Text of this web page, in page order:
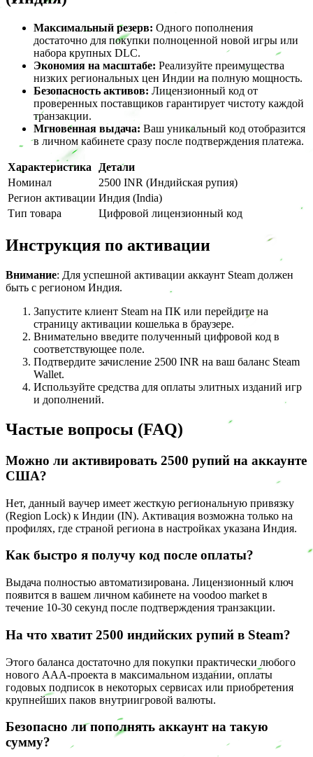
Максимальный резерв: Одного пополнения
достаточно для покупки полноценной новой игры или
набора крупных DLC.
Экономия на масштабе: Реализуйте преимущества
низких региональных цен Индии на полную мощность.
Безопасность активов: Лицензионный код от
проверенных поставщиков гарантирует чистоту каждой
транзакции.
Мгновенная выдача: Ваш уникальный код отобразится
в личном кабинете сразу после подтверждения платежа.
Характеристика
Детали
Номинал
2500 INR (Индийская рупия)
Регион активации Индия (India)
Тип товара
Цифровой лицензионный код
Инструкция по активации
Внимание: Для успешной активации аккаунт Steam должен
быть с регионом Индия.
Запустите клиент Steam на ПК или перейдите на
страницу активации кошелька в браузере.
Внимательно введите полученный цифровой код в
соответствующее поле.
Подтвердите зачисление 2500 INR на ваш баланс Steam
Wallet.
Используйте средства для оплаты элитных изданий игр
и дополнений.
Частые вопросы (FAQ)
Можно ли активировать 2500 рупий на аккаунте
США?
Нет, данный ваучер имеет жесткую региональную привязку
(Region Lock) к Индии (IN). Активация возможна только на
профилях, где страной региона в настройках указана Индия.
Как быстро я получу код после оплаты?
Выдача полностью автоматизирована. Лицензионный ключ
появится в вашем личном кабинете на voodoo market в
течение 10-30 секунд после подтверждения транзакции.
На что хватит 2500 индийских рупий в Steam?
Этого баланса достаточно для покупки практически любого
нового AAA-проекта в максимальном издании, оплаты
годовых подписок в некоторых сервисах или приобретения
крупнейших паков внутриигровой валюты.
Безопасно ли пополнять аккаунт на такую
сумму?